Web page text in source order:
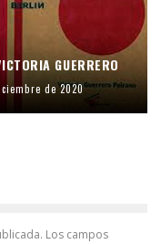
GUERRERO
de 2020
Los campos